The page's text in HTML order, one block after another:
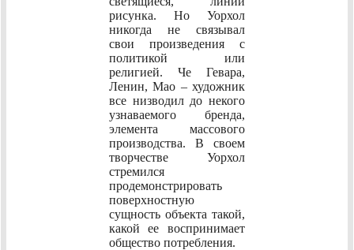
рисунка. Но Уорхол
никогда не связывал
свои произведения с
политикой или
религией. Че Гевара,
Ленин, Мао – художник
все низводил до некого
узнаваемого бренда,
элемента массового
производства. В своем
творчестве Уорхол
стремился
продемонстрировать
поверхностную
сущность объекта такой,
какой ее воспринимает
общество потребления.